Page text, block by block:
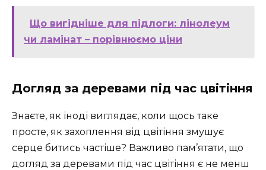
Що вигідніше для підлоги: лінолеум
чи ламінат – порівнюємо ціни
Догляд за деревами під час цвітіння
Знаєте, як іноді виглядає, коли щось таке
просте, як захоплення від цвітіння змушує
серце битись частіше? Важливо пам’ятати, що
догляд за деревами під час цвітіння є не менш